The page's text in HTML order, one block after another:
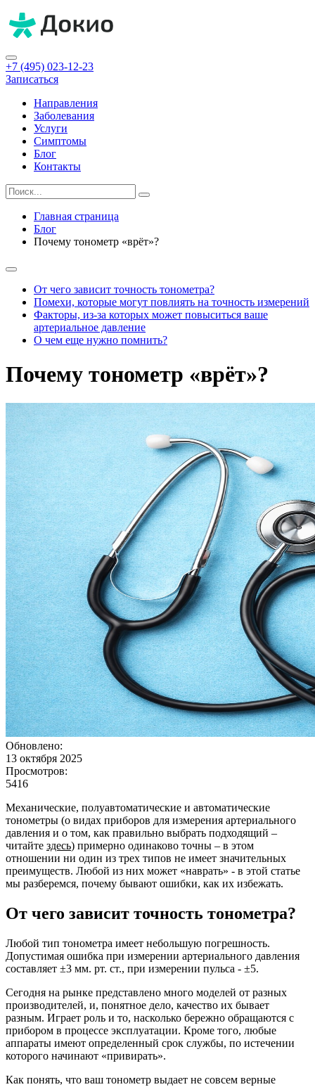
+7 (495) 023-12-23
Записаться
Направления
Заболевания
Услуги
Симптомы
Блог
Контакты
Главная страница
Блог
Почему тонометр «врёт»?
От чего зависит точность тонометра?
Помехи, которые могут повлиять на точность измерений
Факторы, из-за которых может повыситься ваше
артериальное давление
О чем еще нужно помнить?
Почему тонометр «врёт»?
Обновлено:
13 октября 2025
Просмотров:
5416
Механические, полуавтоматические и автоматические
тонометры (о видах приборов для измерения артериального
давления и о том, как правильно выбрать подходящий –
читайте здесь) примерно одинаково точны – в этом
отношении ни один из трех типов не имеет значительных
преимуществ. Любой из них может «наврать» - в этой статье
мы разберемся, почему бывают ошибки, как их избежать.
От чего зависит точность тонометра?
Любой тип тонометра имеет небольшую погрешность.
Допустимая ошибка при измерении артериального давления
составляет ±3 мм. рт. ст., при измерении пульса - ±5.
Сегодня на рынке представлено много моделей от разных
производителей, и, понятное дело, качество их бывает
разным. Играет роль и то, насколько бережно обращаются с
прибором в процессе эксплуатации. Кроме того, любые
аппараты имеют определенный срок службы, по истечении
которого начинают «привирать».
Как понять, что ваш тонометр выдает не совсем верные